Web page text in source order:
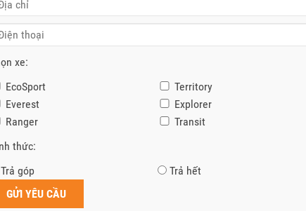
xe:
EcoSport
Territory
Everest
Explorer
Ranger
Transit
thức:
Trả góp
Trả hết